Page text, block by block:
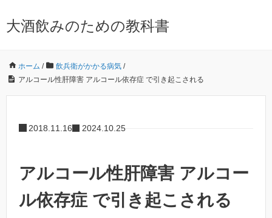
大酒飲みのための教科書
ホーム / 飲兵衛がかかる病気 /
アルコール性肝障害 アルコール依存症 で引き起こされる
2018.11.16 2024.10.25
アルコール性肝障害 アルコー
ル依存症 で引き起こされる